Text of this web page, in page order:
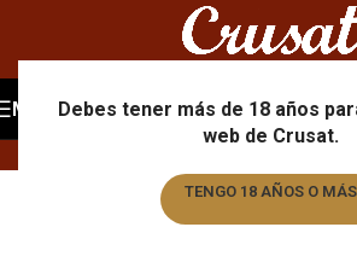
Debes tener más de 18 años
web de Crusat.
TENGO 18 AÑOS O MÁS
MENU Portfolio